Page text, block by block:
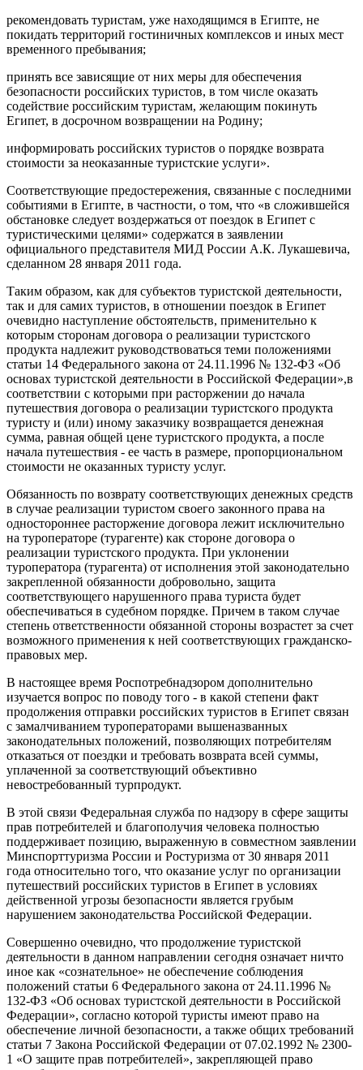
рекомендовать туристам, уже находящимся в Египте, не
покидать территорий гостиничных комплексов и иных мест
временного пребывания;
принять все зависящие от них меры для обеспечения
безопасности российских туристов, в том числе оказать
содействие российским туристам, желающим покинуть
Египет, в досрочном возвращении на Родину;
информировать российских туристов о порядке возврата
стоимости за неоказанные туристские услуги».
Соответствующие предостережения, связанные с последними
событиями в Египте, в частности, о том, что «в сложившейся
обстановке следует воздержаться от поездок в Египет с
туристическими целями» содержатся в заявлении
официального представителя МИД России А.К. Лукашевича,
сделанном 28 января 2011 года.
Таким образом, как для субъектов туристской деятельности,
так и для самих туристов, в отношении поездок в Египет
очевидно наступление обстоятельств, применительно к
которым сторонам договора о реализации туристского
продукта надлежит руководствоваться теми положениями
статьи 14 Федерального закона от 24.11.1996 № 132-ФЗ «Об
основах туристской деятельности в Российской Федерации»,в
соответствии с которыми при расторжении до начала
путешествия договора о реализации туристского продукта
туристу и (или) иному заказчику возвращается денежная
сумма, равная общей цене туристского продукта, а после
начала путешествия - ее часть в размере, пропорциональном
стоимости не оказанных туристу услуг.
Обязанность по возврату соответствующих денежных средств
в случае реализации туристом своего законного права на
одностороннее расторжение договора лежит исключительно
на туроператоре (турагенте) как стороне договора о
реализации туристского продукта. При уклонении
туроператора (турагента) от исполнения этой законодательно
закрепленной обязанности добровольно, защита
соответствующего нарушенного права туриста будет
обеспечиваться в судебном порядке. Причем в таком случае
степень ответственности обязанной стороны возрастет за счет
возможного применения к ней соответствующих гражданско-
правовых мер.
В настоящее время Роспотребнадзором дополнительно
изучается вопрос по поводу того - в какой степени факт
продолжения отправки российских туристов в Египет связан
с замалчиванием туроператорами вышеназванных
законодательных положений, позволяющих потребителям
отказаться от поездки и требовать возврата всей суммы,
уплаченной за соответствующий объективно
невостребованный турпродукт.
В этой связи Федеральная служба по надзору в сфере защиты
прав потребителей и благополучия человека полностью
поддерживает позицию, выраженную в совместном заявлении
Минспорттуризма России и Ростуризма от 30 января 2011
года относительно того, что оказание услуг по организации
путешествий российских туристов в Египет в условиях
действенной угрозы безопасности является грубым
нарушением законодательства Российской Федерации.
Совершенно очевидно, что продолжение туристской
деятельности в данном направлении сегодня означает ничто
иное как «сознательное» не обеспечение соблюдения
положений статьи 6 Федерального закона от 24.11.1996 №
132-ФЗ «Об основах туристской деятельности в Российской
Федерации», согласно которой туристы имеют право на
обеспечение личной безопасности, а также общих требований
статьи 7 Закона Российской Федерации от 07.02.1992 № 2300-
1 «О защите прав потребителей», закрепляющей право